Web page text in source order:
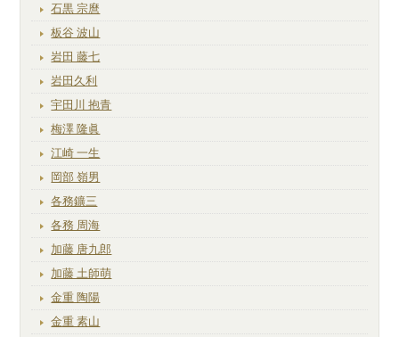
石黒 宗麿
板谷 波山
岩田 藤七
岩田久利
宇田川 抱青
梅澤 隆眞
江崎 一生
岡部 嶺男
各務鑛三
各務 周海
加藤 唐九郎
加藤 土師萌
金重 陶陽
金重 素山